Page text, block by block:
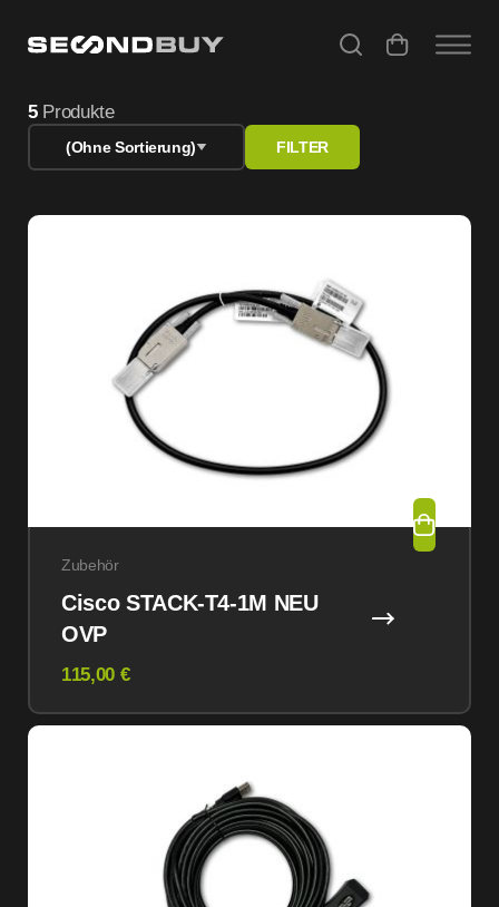
5Produkte
(Ohne Sortierung) FILTER
Zubehör
Cisco STACK-T4-1M NEU
OVP
115,00 €